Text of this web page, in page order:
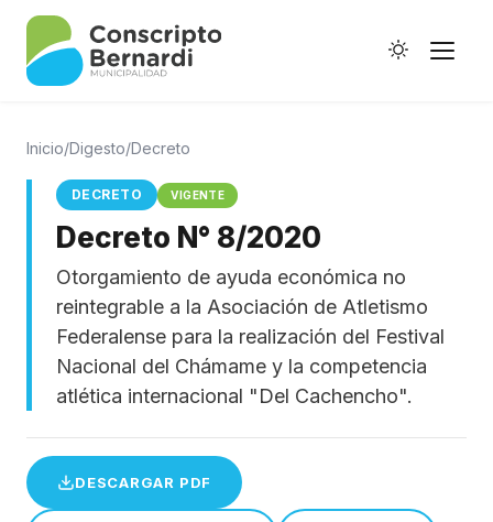
Historia
Galería de Ptes.
Horario de Colectivos
Autoridades
Digesto Municipal
Honorable Concejo Deliverante
Inicio/Digesto/Decreto
DECRETO VIGENTE
Decreto N° 8/2020
Otorgamiento de ayuda económica no
reintegrable a la Asociación de Atletismo
Federalense para la realización del Festival
Nacional del Chámame y la competencia
atlética internacional "Del Cachencho".
DESCARGAR PDF